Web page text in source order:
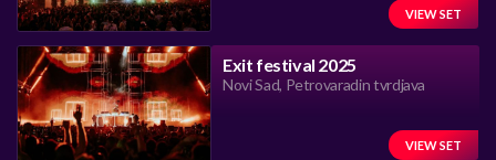
VIEW SET
Exit festival 2025
Novi Sad, Petrovaradin tvrdjava
VIEW SET